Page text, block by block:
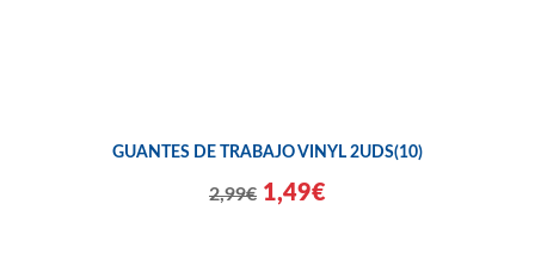
GUANTES DE TRABAJO VINYL 2UDS(10)
2,99€ 1,49€